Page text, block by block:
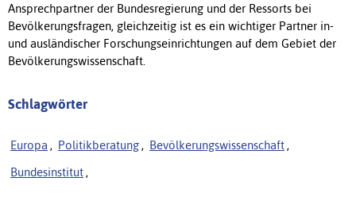
Ansprechpartner der Bundesregierung und der Ressorts bei
Bevölkerungsfragen, gleichzeitig ist es ein wichtiger Partner in-
und ausländischer Forschungseinrichtungen auf dem Gebiet der
Bevölkerungswissenschaft.
Schlagwörter
Europa , Politikberatung , Bevölkerungswissenschaft ,
Bundesinstitut ,